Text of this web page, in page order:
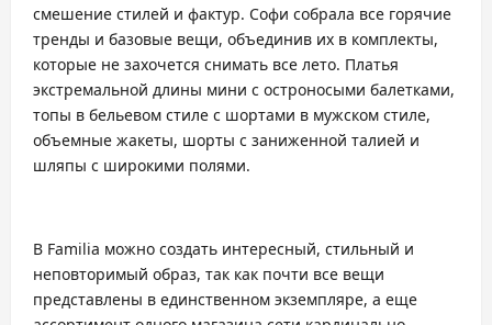
смешение стилей и фактур. Софи собрала все горячие
тренды и базовые вещи, объединив их в комплекты,
которые не захочется снимать все лето. Платья
экстремальной длины мини с остроносыми балетками,
топы в бельевом стиле с шортами в мужском стиле,
объемные жакеты, шорты с заниженной талией и
шляпы с широкими полями.
В Familia можно создать интересный, стильный и
неповторимый образ, так как почти все вещи
представлены в единственном экземпляре, а еще